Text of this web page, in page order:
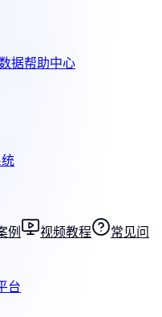
据帮助中心
例 视频教程
常见问
台